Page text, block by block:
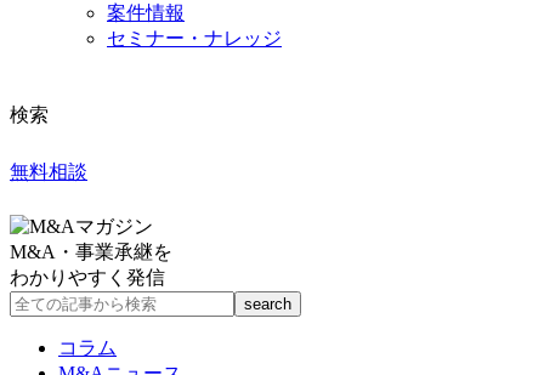
案件情報
セミナー・ナレッジ
検索
無料相談
M&A・事業承継を
わかりやすく発信
コラム